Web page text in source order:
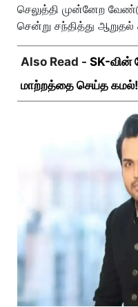
செலுத்தி முன்னேற
சென்று சந்தித்து ஆறுதல்
Also Read - SK-வின்
மாற்றத்தை செய்த கமல்!